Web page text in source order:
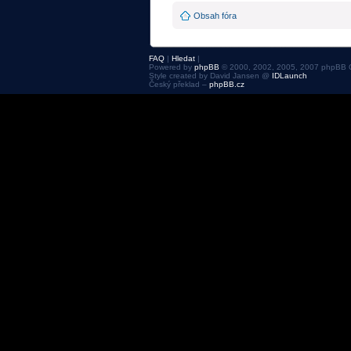
Obsah fóra
FAQ | Hledat |
Powered by phpBB © 2000, 2002, 2005, 2007 phpBB
Style created by David Jansen @ IDLaunch
Český překlad – phpBB.cz